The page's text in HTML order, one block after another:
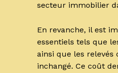
secteur immobilier
En revanche, il est
essentiels tels que
ainsi que les relevés
inchangé. Ce coût